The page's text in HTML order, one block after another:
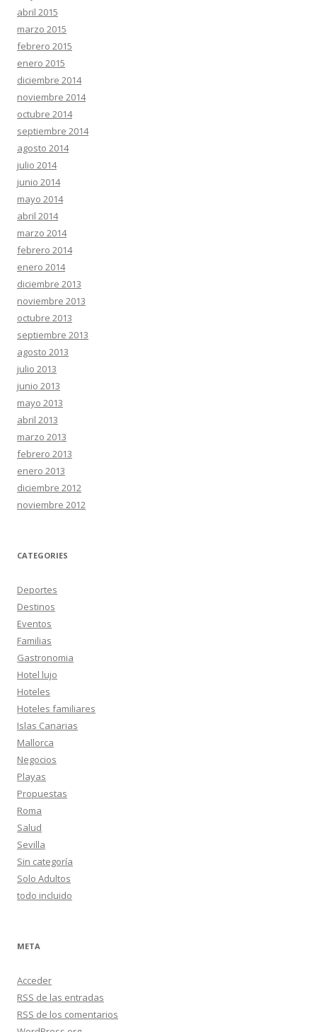
abril 2015
marzo 2015
febrero 2015
enero 2015
diciembre 2014
noviembre 2014
octubre 2014
septiembre 2014
agosto 2014
julio 2014
junio 2014
mayo 2014
abril 2014
marzo 2014
febrero 2014
enero 2014
diciembre 2013
noviembre 2013
octubre 2013
septiembre 2013
agosto 2013
julio 2013
junio 2013
mayo 2013
abril 2013
marzo 2013
febrero 2013
enero 2013
diciembre 2012
noviembre 2012
CATEGORIES
Deportes
Destinos
Eventos
Familias
Gastronomia
Hotel lujo
Hoteles
Hoteles familiares
Islas Canarias
Mallorca
Negocios
Playas
Propuestas
Roma
Salud
Sevilla
Sin categoría
Solo Adultos
todo incluido
META
Acceder
RSS de las entradas
RSS de los comentarios